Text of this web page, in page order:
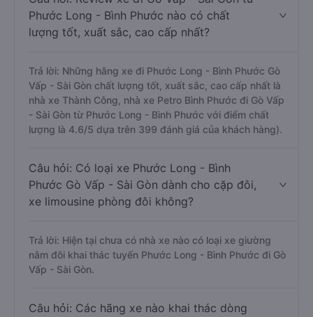
Phước Long - Bình Phước nào có chất
lượng tốt, xuất sắc, cao cấp nhất?
Trả lời: Những hãng xe đi Phước Long - Bình Phước Gò
Vấp - Sài Gòn chất lượng tốt, xuất sắc, cao cấp nhất là
nhà xe Thành Công, nhà xe Petro Bình Phước đi Gò Vấp
- Sài Gòn từ Phước Long - Bình Phước với điểm chất
lượng là 4.6/5 dựa trên 399 đánh giá của khách hàng).
Câu hỏi: Có loại xe Phước Long - Bình
Phước Gò Vấp - Sài Gòn dành cho cặp đôi,
xe limousine phòng đôi không?
Trả lời: Hiện tại chưa có nhà xe nào có loại xe giường
nằm đôi khai thác tuyến Phước Long - Bình Phước đi Gò
Vấp - Sài Gòn.
Câu hỏi: Các hãng xe nào khai thác dòng